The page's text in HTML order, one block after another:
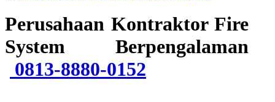
Perusahaan Kontraktor Fire
System Berpengalaman
0813-8880-0152